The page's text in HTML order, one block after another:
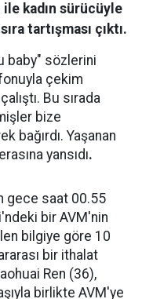
kadın sürücüyle
tartışması çıktı.
baby" sözlerini
çekim
Bu sırada
bize
bağırdı. Yaşanan
yansıdı.
gece saat 00.55
bir AVM'nin
bilgiye göre 10
bir ithalat
Ren (36),
birlikte AVM'ye